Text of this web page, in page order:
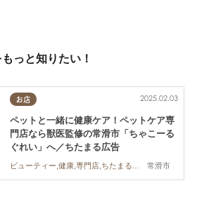
っと知りたい！
お店
常滑市
2025.02.03
ペットと一緒に健康ケア！ペットケア専
門店なら獣医監修の常滑市「ちゃこーる
ぐれい」へ／ちたまる広告
ビューティー,健康,専門店,ちたまる広告,ペット,ワンコイン